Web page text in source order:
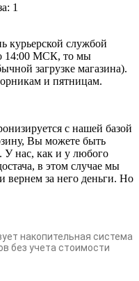
1
курьерской службой
14:00 МСК, то мы
загрузке магазина).
и пятницам.
с нашей базой
Вы можете быть
У нас, как и у любого
в этом случае мы
вернем за него деньги. Но
накопительная система
без учета стоимости